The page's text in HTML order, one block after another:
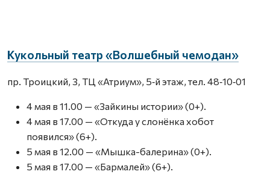
Кукольный театр «Волшебный чемодан»
пр. Троицкий, 3, ТЦ «Атриум», 5‑й этаж, тел. 48‑10‑01
4 мая в 11.00 — «Зайкины истории» (0+).
4 мая в 17.00 — «Откуда у слонёнка хобот
появился» (6+).
5 мая в 12.00 — «Мышка-балерина» (0+).
5 мая в 17.00 — «Бармалей» (6+).